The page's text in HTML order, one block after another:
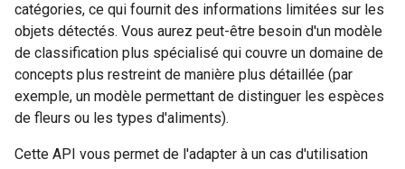
catégories, ce qui fournit des informations limitées sur les
objets détectés. Vous aurez peut-être besoin d'un modèle
de classification plus spécialisé qui couvre un domaine de
concepts plus restreint de manière plus détaillée (par
exemple, un modèle permettant de distinguer les espèces
de fleurs ou les types d'aliments).
Cette API vous permet de l'adapter à un cas d'utilisation